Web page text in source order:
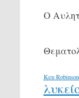
Ο
Ken Robinson